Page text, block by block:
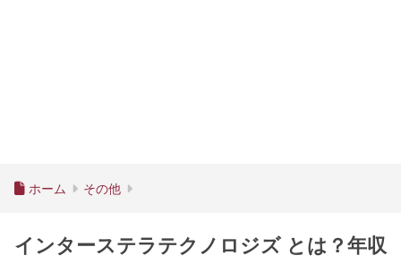
ホーム その他
インターステラテクノロジズ とは？年収